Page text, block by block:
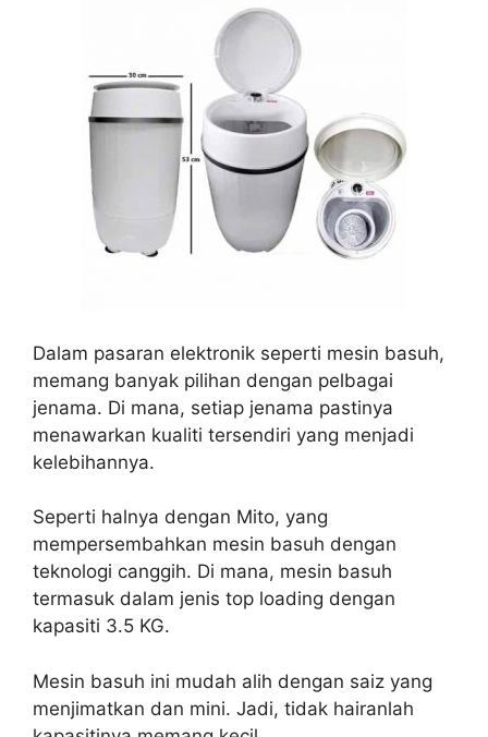
Dalam pasaran elektronik seperti mesin basuh,
memang banyak pilihan dengan pelbagai
jenama. Di mana, setiap jenama pastinya
menawarkan kualiti tersendiri yang menjadi
kelebihannya.
Seperti halnya dengan Mito, yang
mempersembahkan mesin basuh dengan
teknologi canggih. Di mana, mesin basuh
termasuk dalam jenis top loading dengan
kapasiti 3.5 KG.
Mesin basuh ini mudah alih dengan saiz yang
menjimatkan dan mini. Jadi, tidak hairanlah